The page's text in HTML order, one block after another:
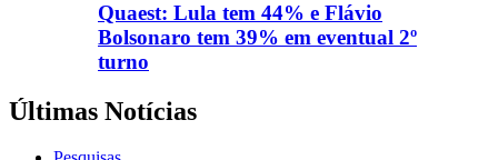
Quaest: Lula tem 44% e Flávio
Bolsonaro tem 39% em eventual 2º
turno
Últimas Notícias